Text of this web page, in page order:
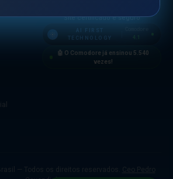
Site certificado e seguro
AI FIRST
TECHNOLOGY
🤖 O Comodore já ensinou 5.540
vezes!
— Todos os direitos reservados.